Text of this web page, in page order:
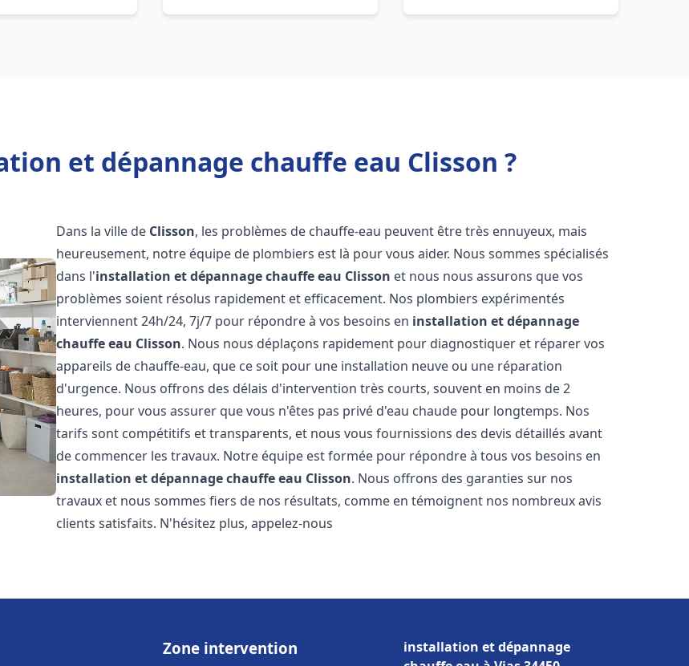
et dépannage chauffe eau Clisson ?
Dans la ville de Clisson, les problèmes de chauffe-eau peuvent être très ennuyeux, mais
heureusement, notre équipe de plombiers est là pour vous aider. Nous sommes spécialisés
dans l'installation et dépannage chauffe eau Clisson et nous nous assurons que vos
problèmes soient résolus rapidement et efficacement. Nos plombiers expérimentés
interviennent 24h/24, 7j/7 pour répondre à vos besoins en installation et dépannage
chauffe eau Clisson. Nous nous déplaçons rapidement pour diagnostiquer et réparer vos
appareils de chauffe-eau, que ce soit pour une installation neuve ou une réparation
d'urgence. Nous offrons des délais d'intervention très courts, souvent en moins de 2
heures, pour vous assurer que vous n'êtes pas privé d'eau chaude pour longtemps. Nos
tarifs sont compétitifs et transparents, et nous vous fournissions des devis détaillés avant
de commencer les travaux. Notre équipe est formée pour répondre à tous vos besoins en
installation et dépannage chauffe eau Clisson. Nous offrons des garanties sur nos
travaux et nous sommes fiers de nos résultats, comme en témoignent nos nombreux avis
clients satisfaits. N'hésitez plus, appelez-nous
Zone intervention
installation et dépannage